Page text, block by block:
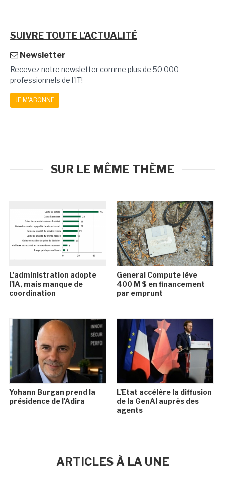
SUIVRE TOUTE L'ACTUALITÉ
Newsletter
Recevez notre newsletter comme plus de 50 000
professionnels de l'IT!
JE M'ABONNE
SUR LE MÊME THÈME
L'administration adopte
l'IA, mais manque de
coordination
General Compute lève
400 M $ en financement
par emprunt
Yohann Burgan prend la
présidence de l'Adira
L'Etat accélère la diffusion
de la GenAI auprès des
agents
ARTICLES À LA UNE